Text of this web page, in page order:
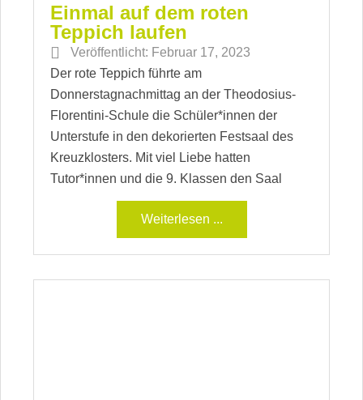
Einmal auf dem roten
Teppich laufen
Veröffentlicht: Februar 17, 2023
Der rote Teppich führte am
Donnerstagnachmittag an der Theodosius-
Florentini-Schule die Schüler*innen der
Unterstufe in den dekorierten Festsaal des
Kreuzklosters. Mit viel Liebe hatten
Tutor*innen und die 9. Klassen den Saal
Weiterlesen ...